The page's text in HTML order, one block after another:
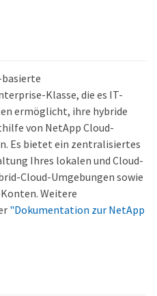
basierte
Klasse, die es IT-
ermöglicht, ihre hybride
von NetApp Cloud-
Es bietet ein zentralisiertes
Ihres lokalen und Cloud-
Cloud-Umgebungen sowie
Weitere
"Dokumentation zur NetApp